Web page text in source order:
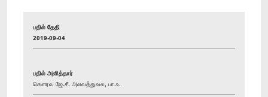
பதில் தேதி
2019-09-04
பதில் அளித்தார்
கௌரவ ஜே.சீ. அலவத்துவல, பா.உ.